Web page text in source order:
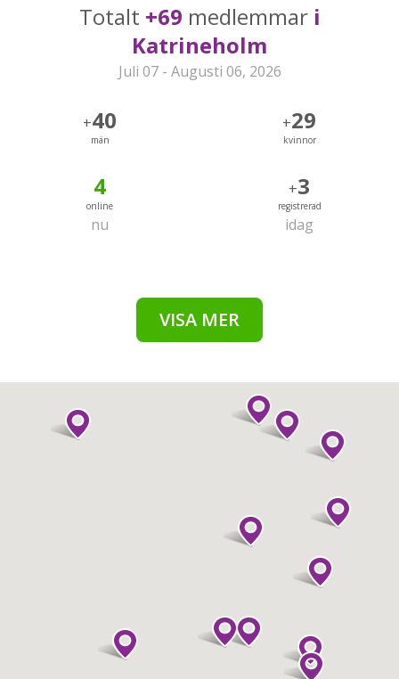
Totalt +69 medlemmar i
Katrineholm
Juli 07 - Augusti 06, 2026
+40
män
+29
kvinnor
4
online
nu
+3
registrerad
idag
VISA MER